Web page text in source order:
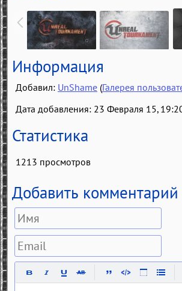
Информация
Добавил: UnShame (Галерея
Дата добавления: 23 Февраля 15,
Статистика
1213 просмотров
Добавить комментарий